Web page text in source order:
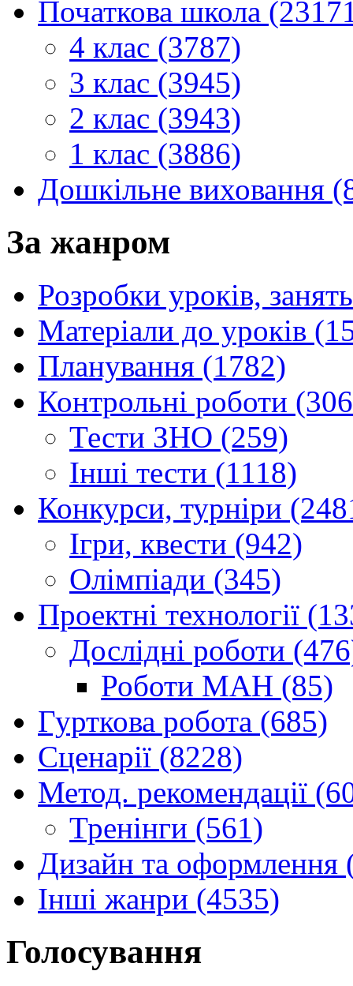
Початкова школа
4 клас (3787)
3 клас (3945)
2 клас (3943)
1 клас (3886)
Дошкільне виховання
За жанром
Розробки уроків,
Матеріали до уроків
Планування (1782)
Контрольні роботи
Тести ЗНО (259)
Інші тести (1118)
Конкурси, турніри
Ігри, квести (942)
Олімпіади (345)
Проектні технології
Дослідні роботи
Роботи МАН (85)
Гурткова робота (685)
Сценарії (8228)
Метод. рекомендації
Тренінги (561)
Дизайн та оформлення
Інші жанри (4535)
Голосування